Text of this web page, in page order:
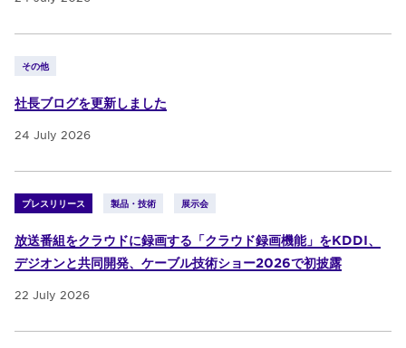
その他
社長ブログを更新しました
24 July 2026
プレスリリース 製品・技術 展示会
放送番組をクラウドに録画する「クラウド録画機能」をKDDI、
デジオンと共同開発、ケーブル技術ショー2026で初披露
22 July 2026